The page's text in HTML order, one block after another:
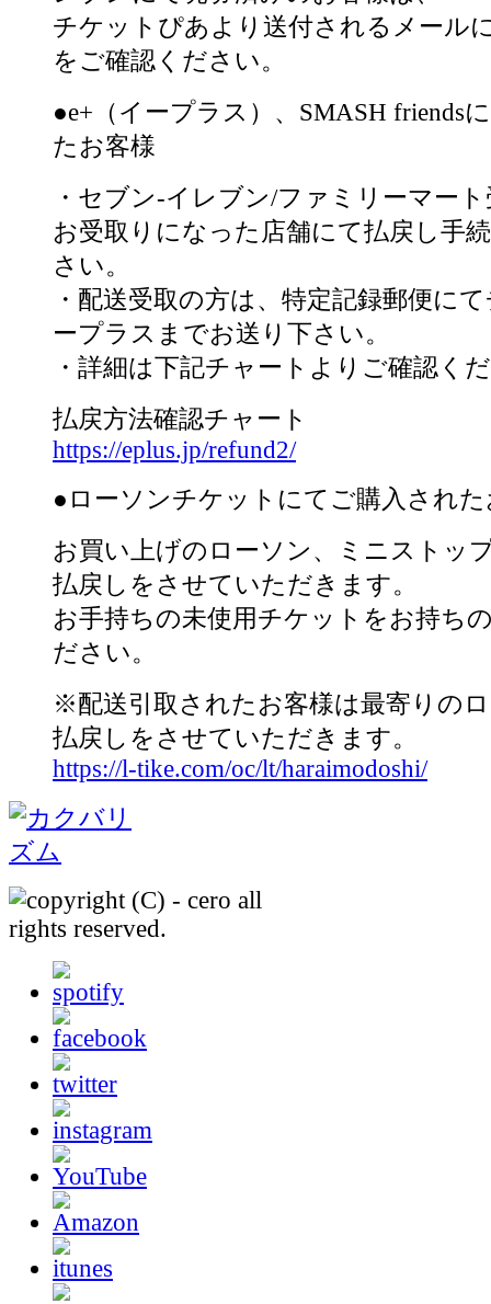
チケットぴあより送付されるメール
をご確認ください。
●e+（イープラス）、SMASH friends
たお客様
・セブン-イレブン/ファミリーマー
お受取りになった店舗にて払戻し手
さい。
・配送受取の方は、特定記録郵便に
ープラスまでお送り下さい。
・詳細は下記チャートよりご確認く
払戻方法確認チャート
https://eplus.jp/refund2/
●ローソンチケットにてご購入された
お買い上げのローソン、ミニストッ
払戻しをさせていただきます。
お手持ちの未使用チケットをお持ち
ださい。
※配送引取されたお客様は最寄りの
払戻しをさせていただきます。
https://l-tike.com/oc/lt/haraimodoshi/